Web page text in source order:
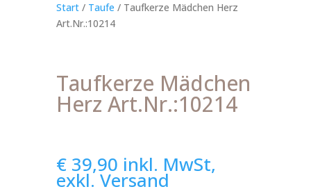
Start/ Taufe / Taufkerze Mädchen Herz
Art.Nr.:10214
Taufkerze Mädchen
Herz Art.Nr.:10214
€39,90 inkl. MwSt,
exkl. Versand